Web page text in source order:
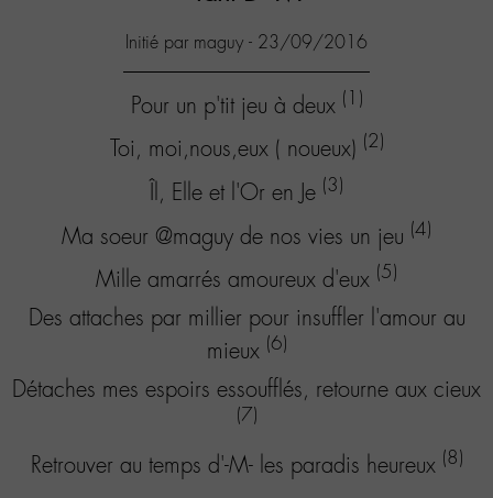
Initié par maguy - 23/09/2016
Pour un p'tit jeu à deux (1)
Toi, moi,nous,eux ( noueux) (2)
Îl, Elle et l'Or en Je (3)
Ma soeur @maguy de nos vies un jeu (4)
Mille amarrés amoureux d'eux (5)
Des attaches par millier pour insuffler l'amour au
mieux (6)
Détaches mes espoirs essoufflés, retourne aux cieux
(7)
Retrouver au temps d'-M- les paradis heureux (8)